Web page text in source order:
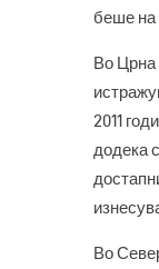
беше на
Во Црна
2011
додека
Во